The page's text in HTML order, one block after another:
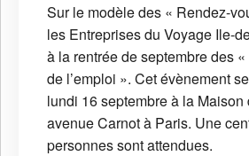
Sur le modèle des « Rendez-
les Entreprises du Voyage Ile-
à la rentrée de septembre des
de l’emploi ». Cet évènement
lundi 16 septembre à la Maison
avenue Carnot à Paris. Une
personnes sont attendues.